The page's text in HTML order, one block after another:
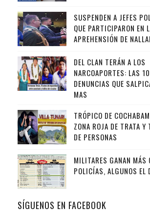
SUSPENDEN A JEFES
QUE PARTICIPARON EN
APREHENSIÓN DE
DEL CLAN TERÁN A LOS
NARCOAPORTES: LAS 10
DENUNCIAS QUE
MAS
TRÓPICO DE
ZONA ROJA DE TRATA Y
DE PERSONAS
MILITARES GANAN MÁS
POLICÍAS, ALGUNOS EL
SÍGUENOS EN FACEBOOK